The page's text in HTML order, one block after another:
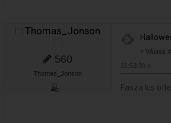
Thomas_Jonson
560
Thomas_Jonson
« Válasz
21:53:39 »
Fasza kis